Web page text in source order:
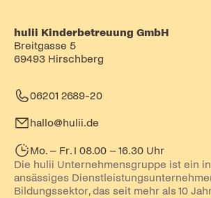
hulii Kinderbetreuung GmbH
Breitgasse 5
69493 Hirschberg
06201 2689-20
hallo@hulii.de
Mo. – Fr. I 08.00 – 16.30 Uhr
Die hulii Unternehmensgruppe ist ein
ansässiges
Bildungssektor, das seit mehr als 10